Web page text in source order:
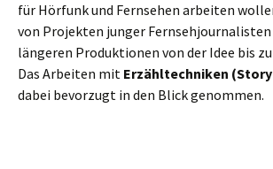
für Hörfunk und Fernsehen arbeiten
von Projekten junger
längeren Produktionen von der Idee bis
Das Arbeiten mit Erzähltechniken
dabei bevorzugt in den Blick genommen.